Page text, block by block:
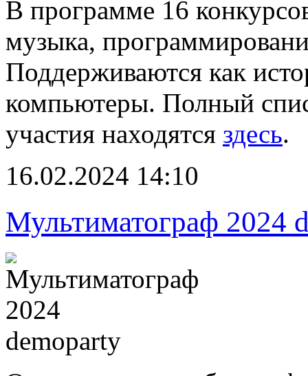
В программе 16
музыка,
Поддерживаются как
компьютеры. Полный
участия находятся здесь.
16.02.2024 14:10
Мультиматограф 2024